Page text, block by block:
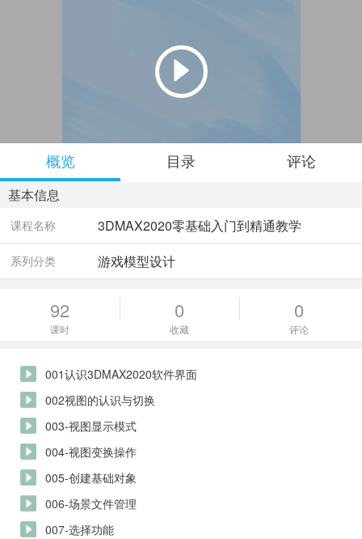
概览 目录 评论
基本信息
课程名称 3DMAX2020零基础入门到精通教学
系列分类 游戏模型设计
92
课时
0
收藏
0
评论
001认识3DMAX2020软件界面
002视图的认识与切换
003-视图显示模式
004-视图变换操作
005-创建基础对象
006-场景文件管理
007-选择功能